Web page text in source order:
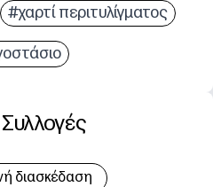
#χαρτί περιτυλίγματος
διασκέδαση